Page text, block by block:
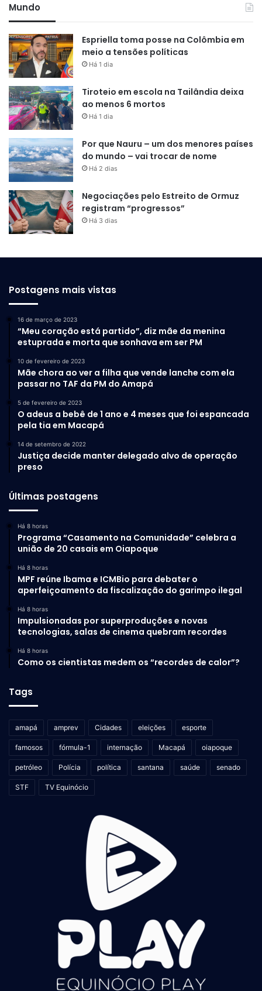
Mundo
Espriella toma posse na Colômbia em
meio a tensões políticas
Há 1 dia
Tiroteio em escola na Tailândia deixa
ao menos 6 mortos
Há 1 dia
Por que Nauru – um dos menores países
do mundo – vai trocar de nome
Há 2 dias
Negociações pelo Estreito de Ormuz
registram “progressos”
Há 3 dias
Postagens mais vistas
16 de março de 2023
“Meu coração está partido”, diz mãe da menina
estuprada e morta que sonhava em ser PM
10 de fevereiro de 2023
Mãe chora ao ver a filha que vende lanche com ela
passar no TAF da PM do Amapá
5 de fevereiro de 2023
O adeus a bebê de 1 ano e 4 meses que foi espancada
pela tia em Macapá
14 de setembro de 2022
Justiça decide manter delegado alvo de operação
preso
Últimas postagens
Há 8 horas
Programa “Casamento na Comunidade” celebra a
união de 20 casais em Oiapoque
Há 8 horas
MPF reúne Ibama e ICMBio para debater o
aperfeiçoamento da fiscalização do garimpo ilegal
Há 8 horas
Impulsionadas por superproduções e novas
tecnologias, salas de cinema quebram recordes
Há 8 horas
Como os cientistas medem os “recordes de calor”?
Tags
amapá amprev Cidades eleições esporte
famosos fórmula-1 internação Macapá oiapoque
petróleo Polícia política santana saúde senado
STF TV Equinócio